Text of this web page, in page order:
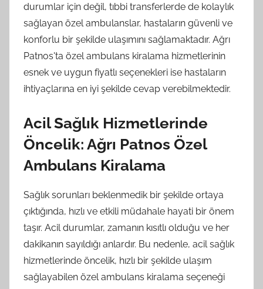
durumlar için değil, tıbbi transferlerde de kolaylık
sağlayan özel ambulanslar, hastaların güvenli ve
konforlu bir şekilde ulaşımını sağlamaktadır. Ağrı
Patnos'ta özel ambulans kiralama hizmetlerinin
esnek ve uygun fiyatlı seçenekleri ise hastaların
ihtiyaçlarına en iyi şekilde cevap verebilmektedir.
Acil Sağlık Hizmetlerinde
Öncelik: Ağrı Patnos Özel
Ambulans Kiralama
Sağlık sorunları beklenmedik bir şekilde ortaya
çıktığında, hızlı ve etkili müdahale hayati bir önem
taşır. Acil durumlar, zamanın kısıtlı olduğu ve her
dakikanın sayıldığı anlardır. Bu nedenle, acil sağlık
hizmetlerinde öncelik, hızlı bir şekilde ulaşım
sağlayabilen özel ambulans kiralama seçeneği